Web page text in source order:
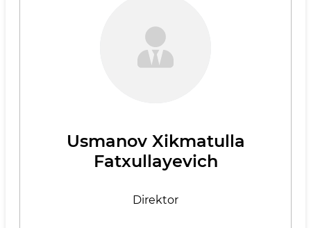
Usmanov Xikmatulla
Fatxullayevich
Direktor